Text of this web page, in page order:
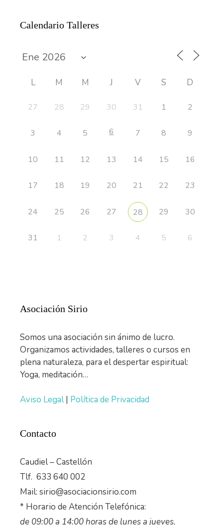
Calendario Talleres
L M M J V S D
27 28 29 30 31 1 2
3 4 5 6 7 8 9
10 11 12 13 14 15 16
17 18 19 20 21 22 23
24 25 26 27 28 29 30
31 1 2 3 4 5 6
Asociación Sirio
Somos una asociación sin ánimo de lucro.
Organizamos actividades, talleres o cursos en
plena naturaleza, para el despertar espiritual:
Yoga, meditación…
Aviso Legal| Política de Privacidad
Contacto
Caudiel – Castellón
Tlf. 633 640 002
Mail: sirio@asociacionsirio.com
* Horario de Atención Telefónica:
de 09:00 a 14:00 horas de lunes a jueves.